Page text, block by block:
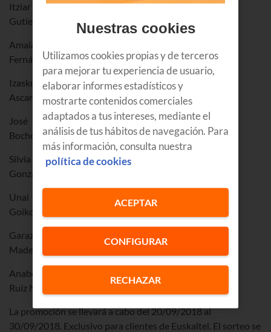
Itziar
Gutierrez Fernandez
Amaia
Fernández Vega
Izaskun
Ascargorta Cuesta
José
Bocho Silvero
Silvia
González Uria
Unai
Goikoetxea Izagirre
Garazi
Madera Beitia
Anabel
Ruiz Nieto
La promoción se llevará a cabo del 20/09/2018 al
30/09/2018. Exclusivo para clientes de Euskaltel. El sorteo se
Nuestras cookies
Utilizamos cookies propias y de terceros
para mejorar tu experiencia de usuario,
elaborar informes estadísticos y
mostrarte contenidos comerciales
adaptados a tus intereses, mediante el
análisis de tus hábitos de navegación. Para
más información, consulta nuestra
política de cookies
CONFIGURAR
RECHAZAR
ACEPTAR